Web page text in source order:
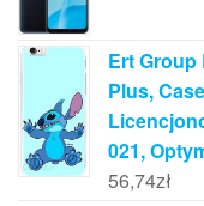
Ert Group
Plus,
021,
56,74zł